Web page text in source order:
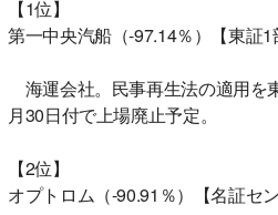
【1位】
第一中央汽船（-97.14％）【東証1
海運会社。民事再生法の適用を
月30日付で上場廃止予定。
【2位】
オプトロム（-90.91％）【名証セ